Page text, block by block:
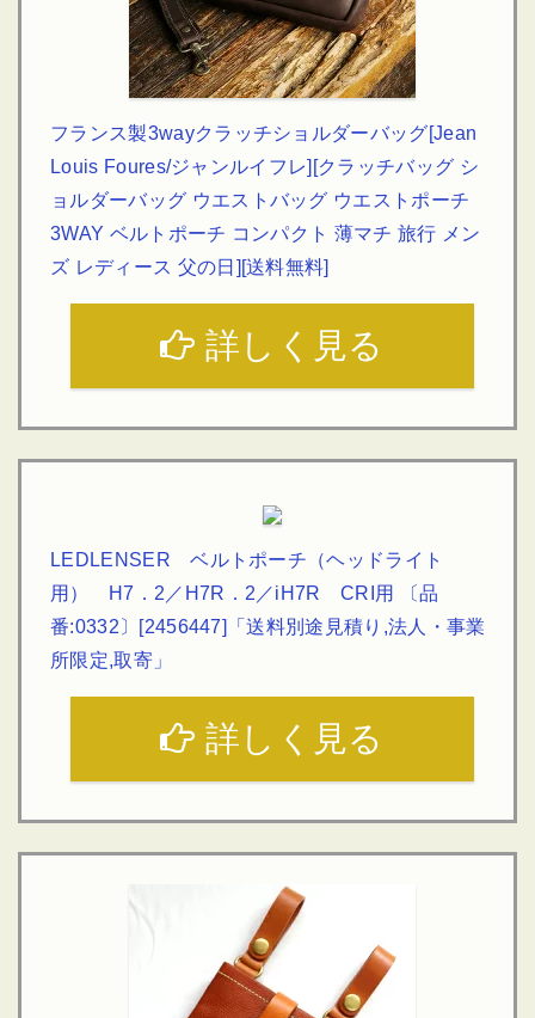
フランス製3wayクラッチショルダーバッグ[Jean
Louis Foures/ジャンルイフレ][クラッチバッグ シ
ョルダーバッグ ウエストバッグ ウエストポーチ
3WAY ベルトポーチ コンパクト 薄マチ 旅行 メン
ズ レディース 父の日][送料無料]
詳しく見る
LEDLENSER ベルトポーチ（ヘッドライト
用） H7．2／H7R．2／iH7R CRI用 〔品
番:0332〕[2456447]「送料別途見積り,法人・事業
所限定,取寄」
詳しく見る